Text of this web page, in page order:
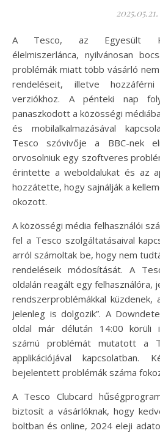
2025.05.21.
A Tesco, az Egyesült Királyság legnagyobb
élelmiszerlánca, nyilvánosan
problémák miatt több vásárló
rendeléseit, illetve
verziókhoz. A pénteki nap
panaszkodott a közösségi
és mobilalkalmazásával
Tesco szóvivője a BBC-nek
orvosolniuk egy szoftveres
érintette a weboldalukat és az
hozzátette, hogy sajnálják a
okozott.
A közösségi média felhasználói
fel a Tesco szolgáltatásaival
arról számoltak be, hogy nem
rendeléseik módosítását. A
oldalán reagált egy felhasználóra,
rendszerproblémákkal küzdenek,
jelenleg is dolgozik”. A
oldal már délután 14:00 körüli
számú problémát mutatott a
applikációjával
bejelentett problémák száma
A Tesco Clubcard
biztosít a vásárlóknak, hogy
boltban és online, 2024 eleji